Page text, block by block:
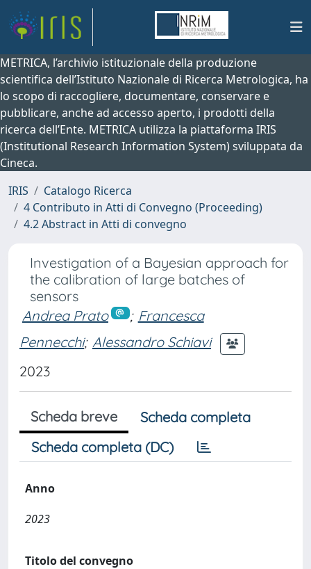
METRICA, l’archivio istituzionale della produzione
scientifica dell’Istituto Nazionale di Ricerca Metrologica, ha
lo scopo di raccogliere, documentare, conservare e
pubblicare, anche ad accesso aperto, i prodotti della
ricerca dell’Ente. METRICA utilizza la piattaforma IRIS
(Institutional Research Information System) sviluppata da
Cineca.
IRIS
Catalogo Ricerca
4 Contributo in Atti di Convegno (Proceeding)
4.2 Abstract in Atti di convegno
Investigation of a Bayesian approach for
the calibration of large batches of
sensors
Andrea Prato
; Francesca
Pennecchi; Alessandro Schiavi
2023
Scheda breve
Scheda completa
Scheda completa (DC)
Anno
2023
Titolo del convegno